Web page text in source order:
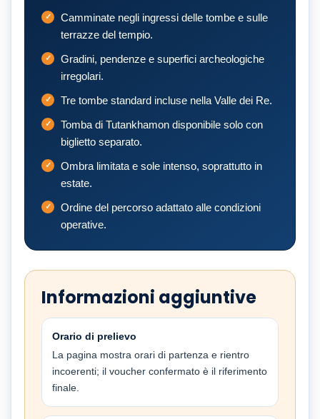
Camminate negli ingressi delle tombe e sulle
terrazze del tempio.
Gradini, pendenze e superfici archeologiche
irregolari.
Tre tombe standard incluse nella Valle dei Re.
Tomba di Tutankhamon disponibile solo con
biglietto separato.
Ombra limitata e sole intenso, soprattutto in
estate.
Ordine del percorso adattato alle condizioni
operative.
Informazioni aggiuntive
Orario di prelievo
La pagina mostra orari di partenza e rientro
incoerenti; il voucher confermato è il riferimento
finale.